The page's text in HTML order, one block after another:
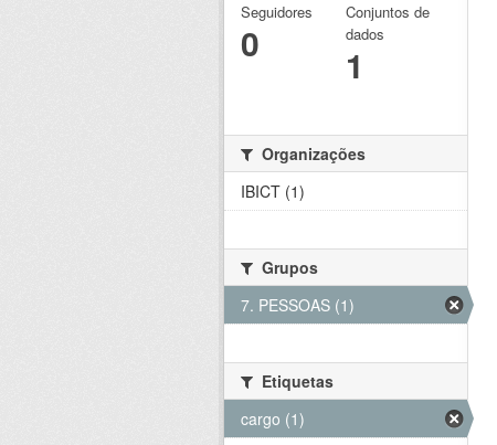
Seguidores
0
Conjuntos de
dados
1
Organizações
IBICT (1)
Grupos
7. PESSOAS (1)
Etiquetas
cargo (1)